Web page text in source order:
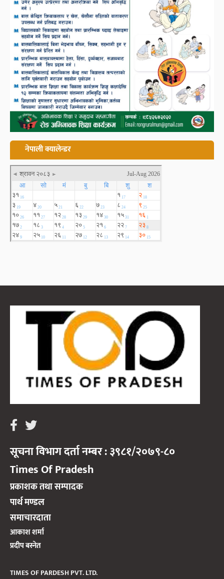
नेपाली क्यालेन्डर
सूचना विभाग दर्ता नम्बर : ३९८१/२०७९-८०
Times Of Pradesh
प्रकाशक तथा सम्पादक
पार्थ मण्डल
समाचारदाता
आकाश शर्मा
प्रदीप बस्नेत
TIMES OF PARDESH PVT. LTD.